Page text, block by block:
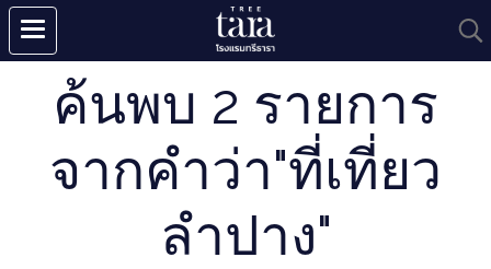
ค้นพบ 2 รายการ
จากคำว่า"ที่เที่ยว
ลำปาง"